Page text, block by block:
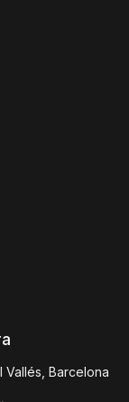
Vallés, Barcelona